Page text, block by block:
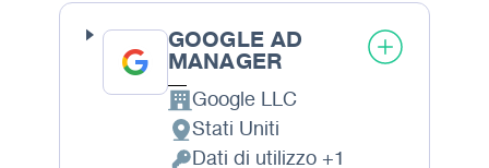
GOOGLE AD
MANAGER
Azienda:
Google LLC
Luogo del trattamento:
Stati Uniti
Dati di utilizzo +1